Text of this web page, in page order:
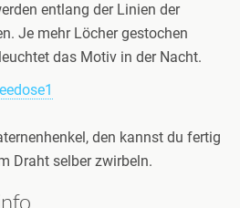
entlang der Linien der
Je mehr Löcher gestochen
das Motiv in der Nacht.
den kannst du fertig
Draht selber zwirbeln.